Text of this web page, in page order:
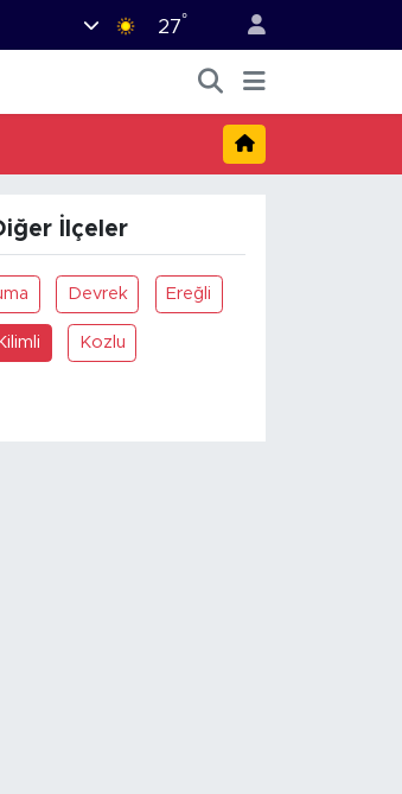
27°
İlçeler
Devrek Ereğli
Kilimli Kozlu